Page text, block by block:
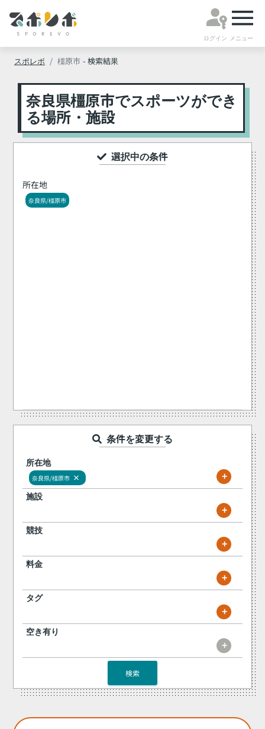
ログイン メニュー
スポレボ 橿原市 - 検索結果
奈良県橿原市でスポーツができ
る場所・施設
選択中の条件
所在地
奈良県/橿原市
条件を変更する
所在地
奈良県/橿原市 × +
施設
+
競技
+
料金
+
タグ
+
空き有り
+
検索